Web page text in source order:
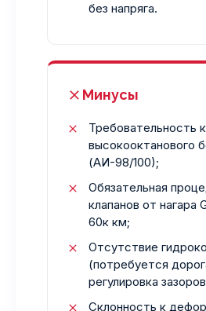
без напряга.
Минусы
Требовательность
высокооктанового
(АИ-98/100);
Обязательная
клапанов от нагара
60к км;
Отсутствие
(потребуется
регулировка
Склонность к